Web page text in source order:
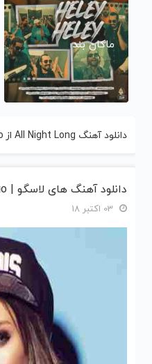
ماکان بند
دانلود آهنگ All Night Long از Lasgo لاسگو
دانلود آهنگ های لاسگو | Lasgo